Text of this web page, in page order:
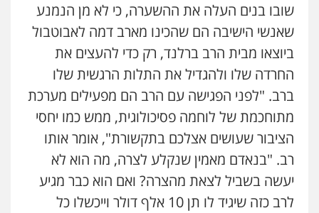
שובו בנים העלה את ההשערה, כי לא מן הנמנע
שאנשי הישיבה הם שהכינו מארב דמה לאבוטבול
ביוצאו מבית הרב ברלנד, רק כדי להעצים את
החרדה שלו ולהגדיל את התלות הרגשית שלו
ברב. "לפני הפגישה עם הרב הם מפעילים מערכת
מתוחכמת של לוחמה פסיכולוגית, ממש כמו יחסי
הציבור שעושים אצלכם בתקשורת", אומר אותו
רב. "בנאדם מאמין שנקלע לצרה, מה הוא לא
יעשה בשביל לצאת מהצרה? ואם הוא כבר מגיע
לרב כזה שיגיד לו תן 10 אלף דולר וייכשלו כל